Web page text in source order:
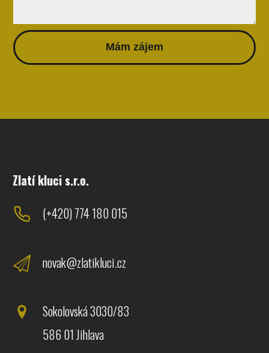
Mám zájem
Zlatí kluci s.r.o.
(+420) 774 180 015
novak@zlatikluci.cz
Sokolovská 3030/83
586 01 Jihlava